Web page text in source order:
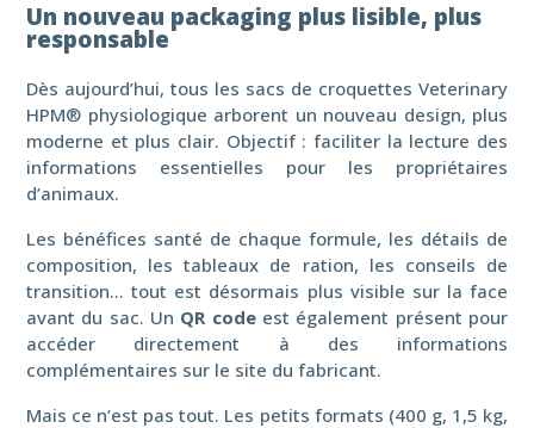
Un nouveau packaging plus lisible, plus
responsable
Dès aujourd’hui, tous les sacs de croquettes Veterinary
HPM® physiologique arborent un nouveau design, plus
moderne et plus clair. Objectif : faciliter la lecture des
informations essentielles pour les propriétaires
d’animaux.
Les bénéfices santé de chaque formule, les détails de
composition, les tableaux de ration, les conseils de
transition… tout est désormais plus visible sur la face
avant du sac. Un QR codeest également présent pour
accéder directement à des informations
complémentaires sur le site du fabricant.
Mais ce n’est pas tout. Les petits formats (400 g, 1,5 kg,